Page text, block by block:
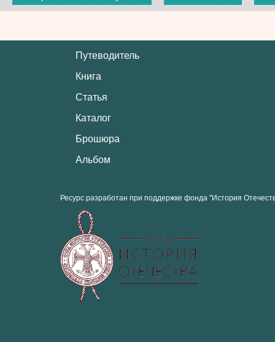
Путеводитель
Книга
Статья
Каталог
Брошюра
Альбом
Ресурс разработан при поддержке фонда "История